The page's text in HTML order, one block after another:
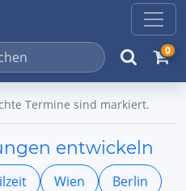
0
Termine sind markiert.
entwickeln
Wien
Berlin